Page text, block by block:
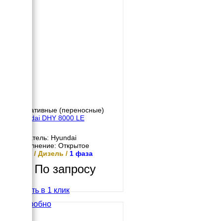
Портативные (переносные)
Hyundai DHY 8000 LE
Двигатель: Hyundai
Исполнение: Открытое
5 кВт / Дизель / 1 фаза
По запросу
Купить в 1 клик
Подробно